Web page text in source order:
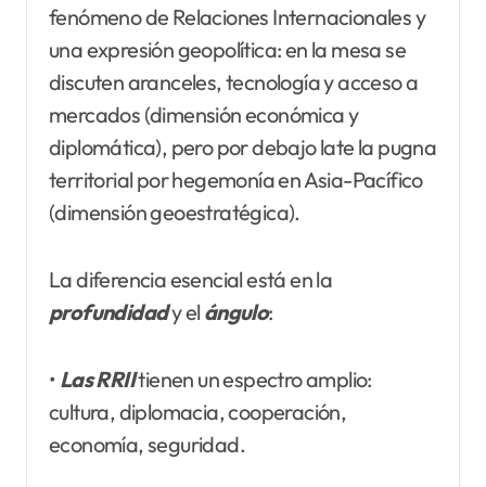
fenómeno de Relaciones Internacionales y
una expresión geopolítica: en la mesa se
discuten aranceles, tecnología y acceso a
mercados (dimensión económica y
diplomática), pero por debajo late la pugna
territorial por hegemonía en Asia-Pacífico
(dimensión geoestratégica).
La diferencia esencial está en la
profundidady el ángulo:
• Las RRIItienen un espectro amplio:
cultura, diplomacia, cooperación,
economía, seguridad.